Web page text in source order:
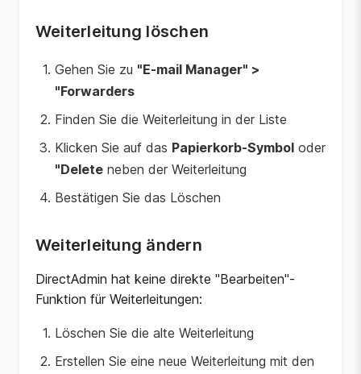
Weiterleitung löschen
Gehen Sie zu "E-mail Manager" >
"Forwarders
Finden Sie die Weiterleitung in der Liste
Klicken Sie auf das Papierkorb-Symbol oder
"Delete neben der Weiterleitung
Bestätigen Sie das Löschen
Weiterleitung ändern
DirectAdmin hat keine direkte "Bearbeiten"-
Funktion für Weiterleitungen:
Löschen Sie die alte Weiterleitung
Erstellen Sie eine neue Weiterleitung mit den